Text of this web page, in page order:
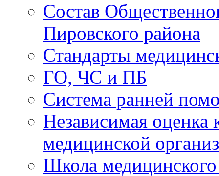
Состав
Пировского района
Стандарты
ГО, ЧС и ПБ
Система ранней
Независимая оценка
медицинской
Школа медицинского